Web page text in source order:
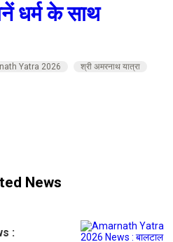
धर्म के साथ
Yatra 2026
श्री अमरनाथ यात्रा
News
: